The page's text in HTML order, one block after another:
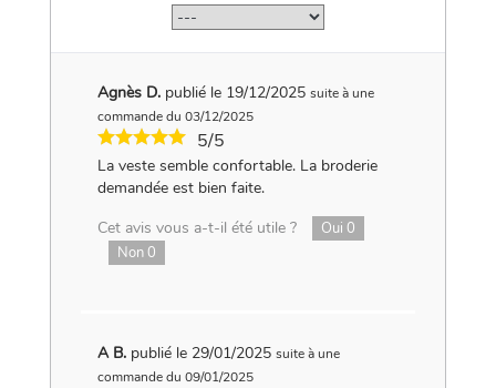
Agnès D. publié le 19/12/2025 suite à une
commande du 03/12/2025
5/5
La veste semble confortable. La broderie
demandée est bien faite.
Cet avis vous a-t-il été utile ?
Oui 0
Non0
A B. publié le 29/01/2025 suite à une
commande du 09/01/2025